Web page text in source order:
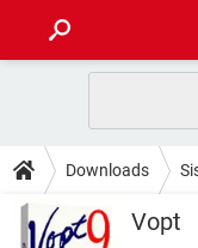
CELULAR
OUTLOOK
DICAS
JOGOS
CELULAR
DOWNLOADS
Downloads
Vopt